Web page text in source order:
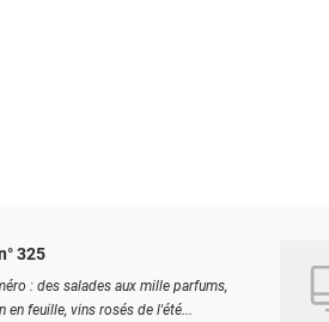
325
: des salades aux mille parfums,
en feuille, vins rosés de l'été...